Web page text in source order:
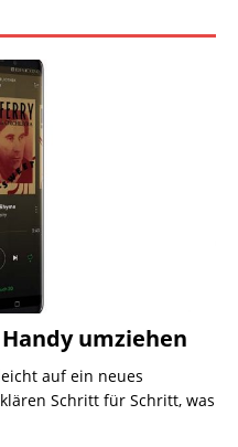
umziehen
auf ein neues
Schritt für Schritt, was